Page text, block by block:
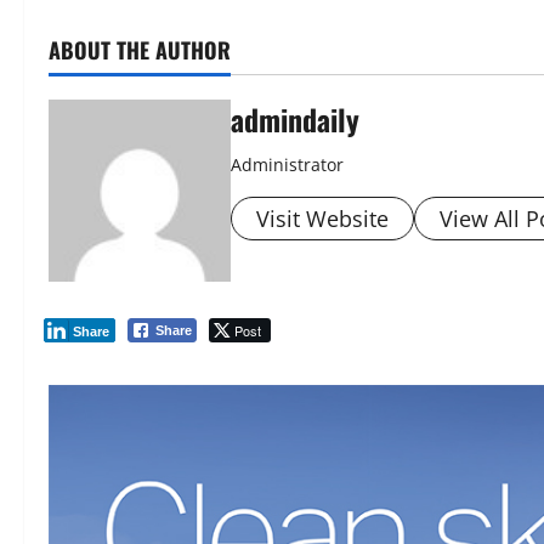
ABOUT THE AUTHOR
admindaily
Administrator
Visit Website View All
Share Post
Share